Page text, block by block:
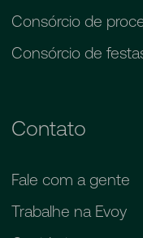
Consórcio de
Consórcio de
Contato
Fale com a gente
Trabalhe na Evoy